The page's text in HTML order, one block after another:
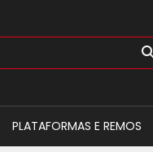
PLATAFORMAS E REMOS